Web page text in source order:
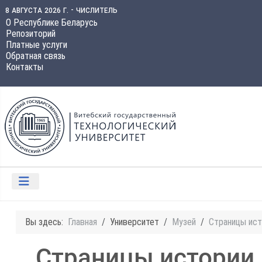
8 августа 2026 г. - числитель
О Республике Беларусь
Репозиторий
Платные услуги
Обратная связь
Контакты
Вы здесь: Главная Университет Музей Страницы